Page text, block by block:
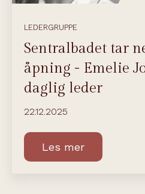
LEDERGRUPPE
Sentralbadet tar
åpning - Emelie
daglig leder
22.12.2025
Les mer